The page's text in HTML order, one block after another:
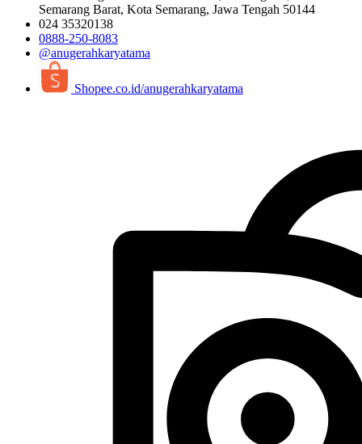
Semarang Barat, Kota Semarang, Jawa Tengah 50144
024 35320138
0888-250-8083
@anugerahkaryatama
Shopee.co.id/anugerahkaryatama